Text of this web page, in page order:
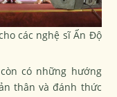
các nghệ sĩ Ấn Độ
có những hướng
thân và đánh thức